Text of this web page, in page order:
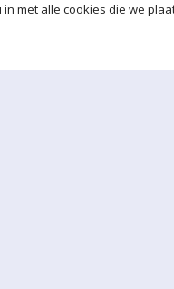
met alle cookies die we